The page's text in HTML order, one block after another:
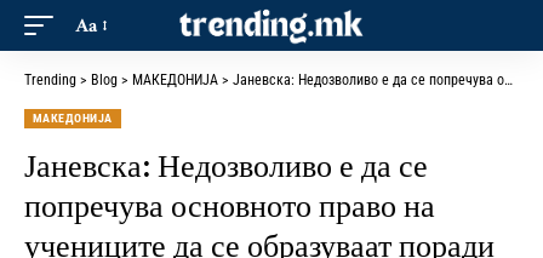
Aa
Trending > Blog > МАКЕДОНИЈА > Јаневска: Недозволиво е да се попречува основното право на учениците да се образуваат поради неорганизирање превоз
МАКЕДОНИЈА
Јаневска: Недозволиво е да се
попречува основното право на
учениците да се образуваат поради